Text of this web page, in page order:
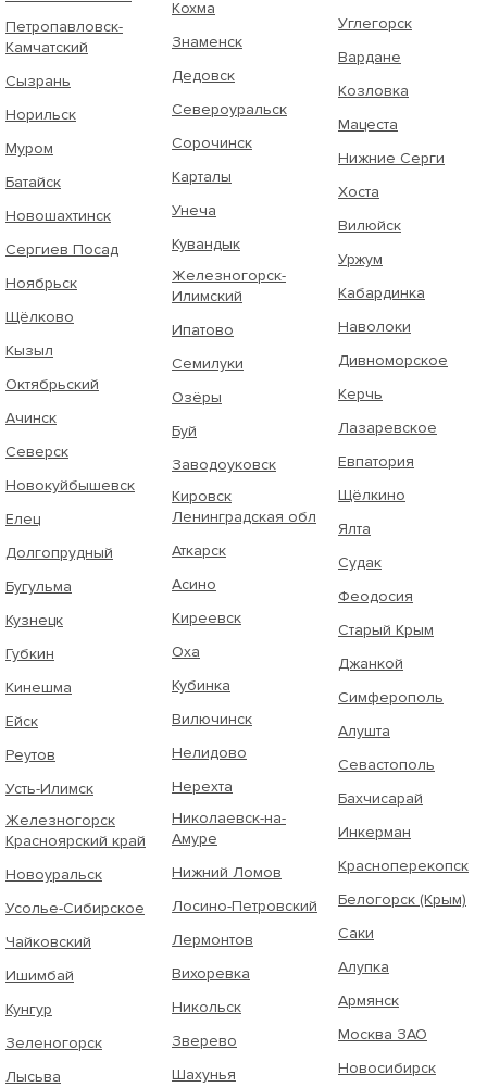
Петропавловск-
Камчатский
Сызрань
Норильск
Муром
Батайск
Новошахтинск
Сергиев Посад
Ноябрьск
Щёлково
Кызыл
Октябрьский
Ачинск
Северск
Новокуйбышевск
Елец
Долгопрудный
Бугульма
Кузнецк
Губкин
Кинешма
Ейск
Реутов
Усть-Илимск
Железногорск
Красноярский край
Новоуральск
Усолье-Сибирское
Чайковский
Ишимбай
Кунгур
Зеленогорск
Лысьва
Кохма
Знаменск
Дедовск
Североуральск
Сорочинск
Карталы
Унеча
Кувандык
Железногорск-
Илимский
Ипатово
Семилуки
Озёры
Буй
Заводоуковск
Кировск
Ленинградская обл
Аткарск
Асино
Киреевск
Оха
Кубинка
Вилючинск
Нелидово
Нерехта
Николаевск-на-
Амуре
Нижний Ломов
Лосино-Петровский
Лермонтов
Вихоревка
Никольск
Зверево
Шахунья
Углегорск
Вардане
Козловка
Мацеста
Нижние Серги
Хоста
Вилюйск
Уржум
Кабардинка
Наволоки
Дивноморское
Керчь
Лазаревское
Евпатория
Щёлкино
Ялта
Судак
Феодосия
Старый Крым
Джанкой
Симферополь
Алушта
Севастополь
Бахчисарай
Инкерман
Красноперекопск
Белогорск (Крым)
Саки
Алупка
Армянск
Москва ЗАО
Новосибирск